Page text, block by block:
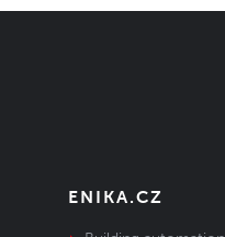
ENIKA.CZ